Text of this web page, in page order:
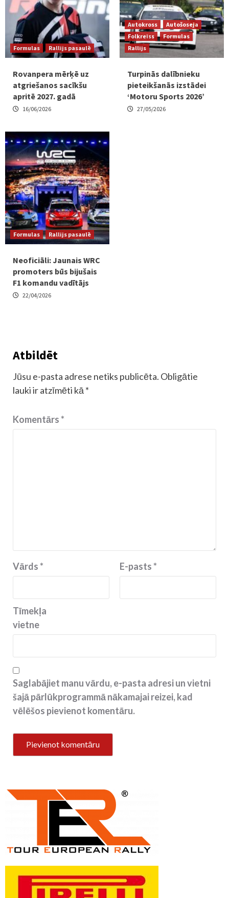
Formulas Rallijs pasaulē
Rovanpera mērķē uz
atgriešanos sacīkšu
apritē 2027. gadā
16/06/2026
Autokross
Autošoseja
Folkreiss
Formulas
Rallijs
Turpinās dalībnieku
pieteikšanās izstādei
‘Motoru Sports 2026’
27/05/2026
Formulas Rallijs pasaulē
Neoficiāli: Jaunais WRC
promoters būs bijušais
F1 komandu vadītājs
22/04/2026
Atbildēt
Jūsu e-pasta adrese netiks publicēta. Obligātie
lauki ir atzīmēti kā *
Komentārs*
Vārds* E-pasts*
Tīmekļa
vietne
Saglabājiet manu vārdu, e-pasta adresi un vietni
šajā pārlūkprogrammā nākamajai reizei, kad
vēlēšos pievienot komentāru.